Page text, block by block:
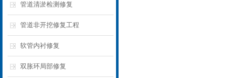
管道清淤检测修复
管道非开挖修复工程
软管内衬修复
双胀环局部修复